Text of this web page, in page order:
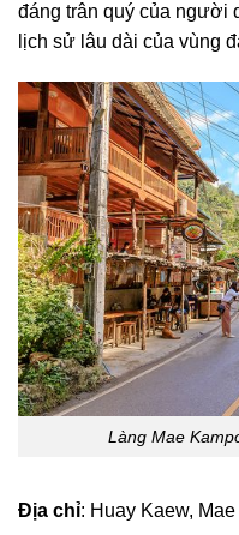
đáng trân quý của người
lịch sử lâu dài của vùng
Làng Mae
Địa chỉ: Huay Kaew,